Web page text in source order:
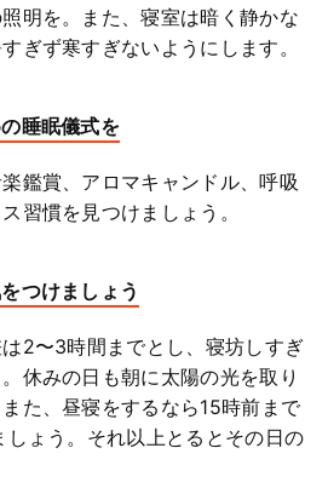
明を。また、寝室は暗く静かな
ぎず寒すぎないようにします。
睡眠儀式を
鑑賞、アロマキャンドル、呼吸
習慣を見つけましょう。
つけましょう
2〜3時間までとし、寝坊しすぎ
休みの日も朝に太陽の光を取り
た、昼寝をするなら15時前まで
ょう。それ以上とるとその日の